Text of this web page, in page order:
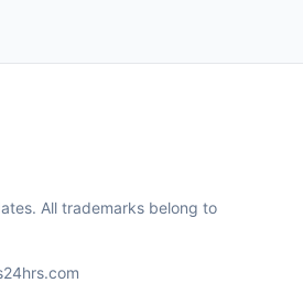
All trademarks belong to